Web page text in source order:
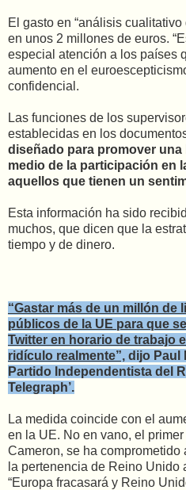
El gasto en “análisis
en unos 2 millones de euros.
especial atención a los países
aumento en el
confidencial.
Las funciones de los
establecidas en los
diseñado para promover
medio de la participación en
aquellos que tienen un
Esta información ha sido
muchos, que dicen que la
tiempo y de dinero.
“Gastar más de un millón de
públicos de la UE para que
Twitter en horario de trabajo
ridículo realmente”, dijo Paul
Partido Independentista del
Telegraph’.
La medida coincide con el
en la UE. No en vano, el
Cameron, se ha
la pertenencia de Reino Unido
“Europa fracasará y Reino